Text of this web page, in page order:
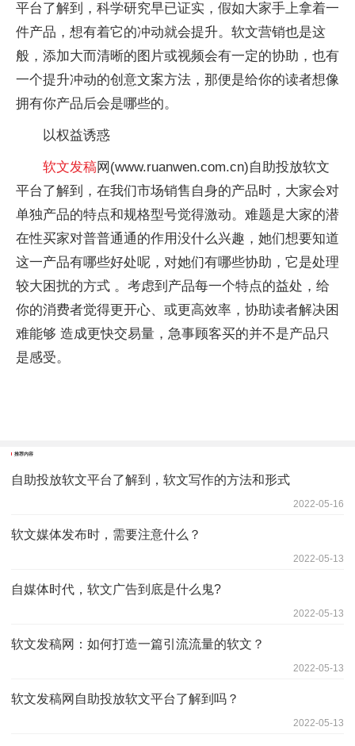
平台了解到，科学研究早已证实，假如大家手上拿着一
件产品，想有着它的冲动就会提升。软文营销也是这
般，添加大而清晰的图片或视频会有一定的协助，也有
一个提升冲动的创意文案方法，那便是给你的读者想像
拥有你产品后会是哪些的。
以权益诱惑
软文发稿网(www.ruanwen.com.cn)自助投放软文
平台了解到，在我们市场销售自身的产品时，大家会对
单独产品的特点和规格型号觉得激动。难题是大家的潜
在性买家对普普通通的作用没什么兴趣，她们想要知道
这一产品有哪些好处呢，对她们有哪些协助，它是处理
较大困扰的方式 。考虑到产品每一个特点的益处，给
你的消费者觉得更开心、或更高效率，协助读者解决困
难能够 造成更快交易量，急事顾客买的并不是产品只
是感受。
推荐内容
自助投放软文平台了解到，软文写作的方法和形式
2022-05-16
软文媒体发布时，需要注意什么？
2022-05-13
自媒体时代，软文广告到底是什么鬼?
2022-05-13
软文发稿网：如何打造一篇引流流量的软文？
2022-05-13
软文发稿网自助投放软文平台了解到吗？
2022-05-13